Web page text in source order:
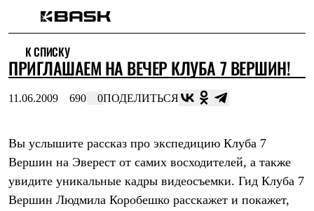
Интернет-магазин
Мужская одежда
Утепленная пухом
Куртки
Брюки
Утепленная синтетикой
Куртки
Брюки
Штормовая одежда
Куртки
К СПИСКУ
ПРИГЛАШАЕМ НА ВЕЧЕР КЛУБА 7 ВЕРШИН!
11.06.2009 690 0ПОДЕЛИТЬСЯ
Вы услышите рассказ про экспедицию Клуба 7
Вершин на Эверест от самих восходителей, а также
увидите уникальные кадры видеосъемки. Гид Клуба 7
Вершин Людмила Коробешко расскажет и покажет,